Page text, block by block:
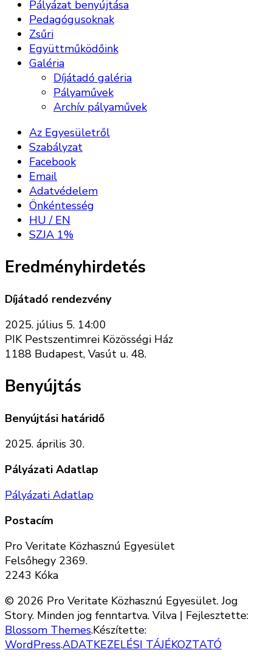
Pályázat benyújtása
Pedagógusoknak
Zsűri
Együttműködőink
Galéria
Díjátadó galéria
Pályaművek
Archív pályaművek
Az Egyesületről
Szabályzat
Facebook
Email
Adatvédelem
Önkéntesség
HU / EN
SZJA 1%
Eredményhirdetés
Díjátadó rendezvény
2025. július 5. 14:00
PIK Pestszentimrei Közösségi Ház
1188 Budapest, Vasút u. 48.
Benyújtás
Benyújtási határidő
2025. április 30.
Pályázati Adatlap
Pályázati Adatlap
Postacím
Pro Veritate Közhasznú Egyesület
Felsőhegy 2369.
2243 Kóka
© 2026 Pro Veritate Közhasznú Egyesület. Jog
Story. Minden jog fenntartva. Vilva | Fejlesztette:
Blossom Themes.Készítette:
WordPress.ADATKEZELÉSI TÁJÉKOZTATÓ